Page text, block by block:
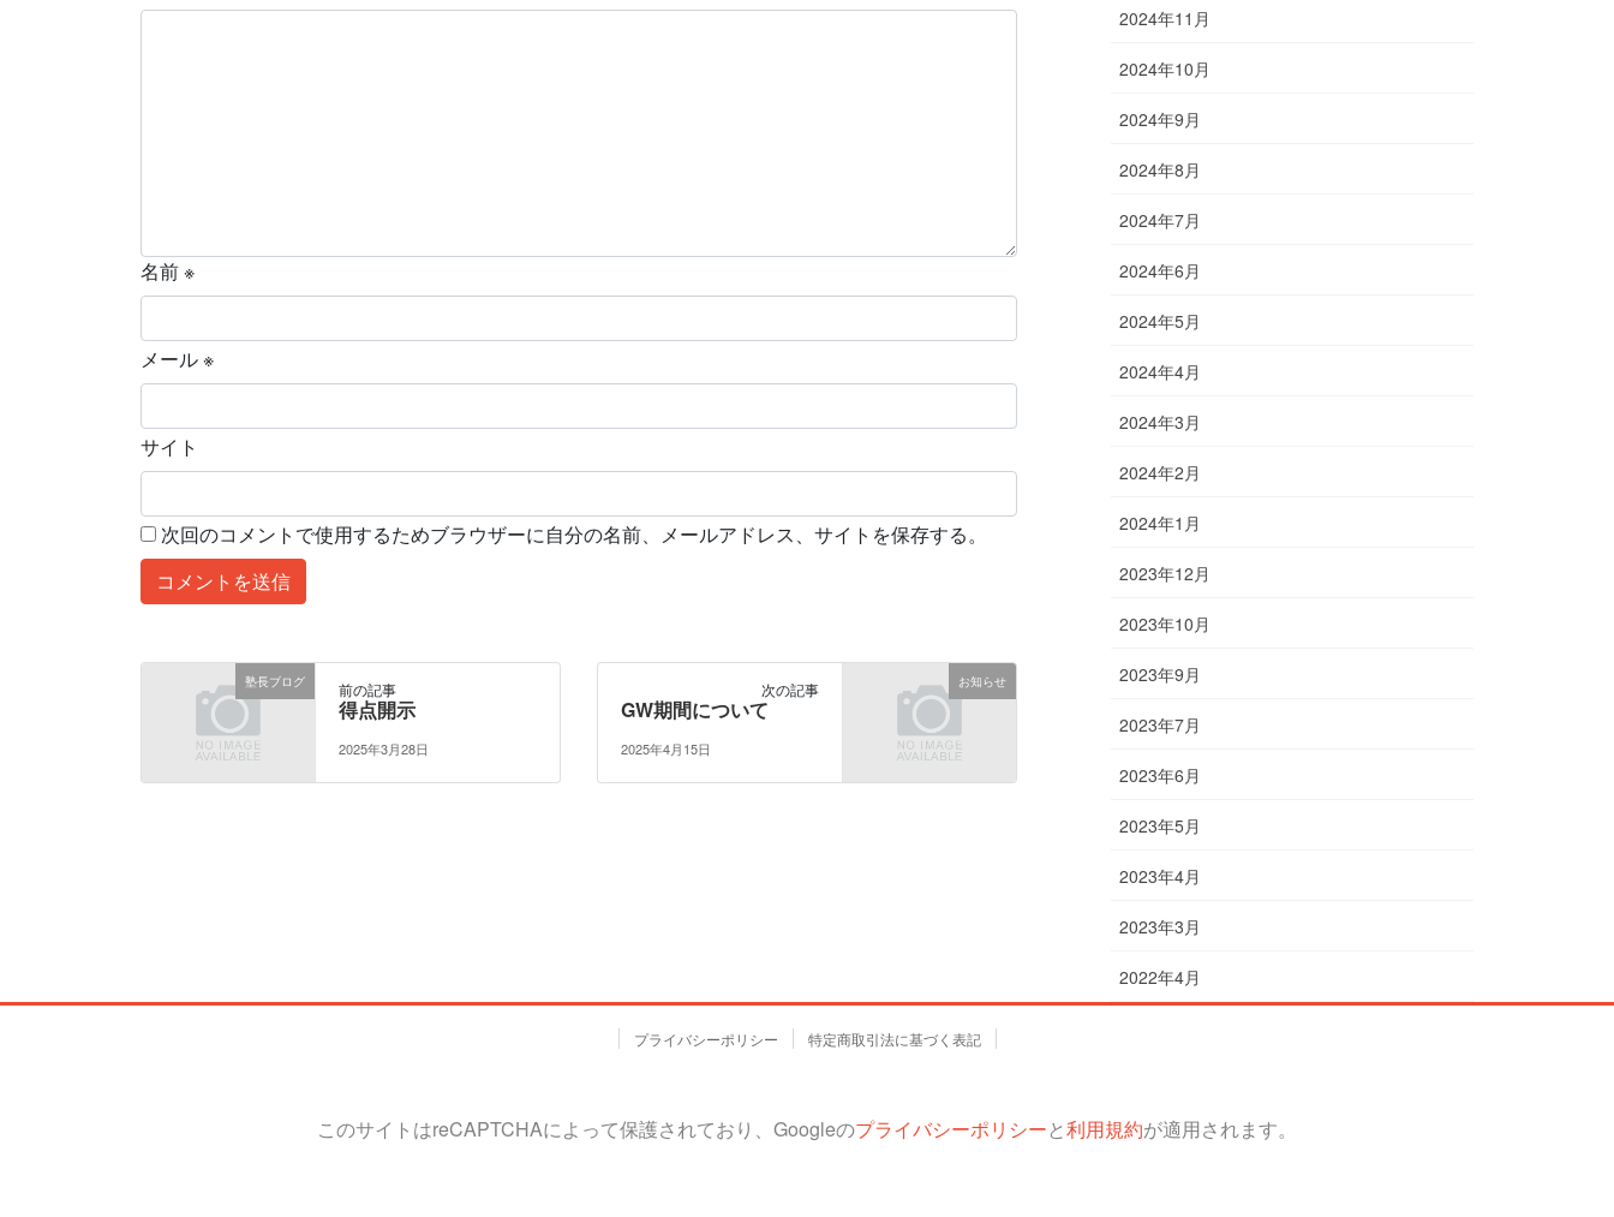
名前※
メール※
サイト
次回のコメントで使用するためブラウザーに自分の名前、メールアドレス、サイトを保存する。
塾長ブログ 前の記事
得点開示
2025年3月28日
お知らせ
次の記事
GW期間について
2025年4月15日
2024年11月
2024年10月
2024年9月
2024年8月
2024年7月
2024年6月
2024年5月
2024年4月
2024年3月
2024年2月
2024年1月
2023年12月
2023年10月
2023年9月
2023年7月
2023年6月
2023年5月
2023年4月
2023年3月
2022年4月
プライバシーポリシー 特定商取引法に基づく表記
このサイトはreCAPTCHAによって保護されており、Googleのプライバシーポリシーと利用規約が適用されます。